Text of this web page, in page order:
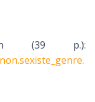
(39 p.):